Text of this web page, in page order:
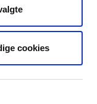
cookies